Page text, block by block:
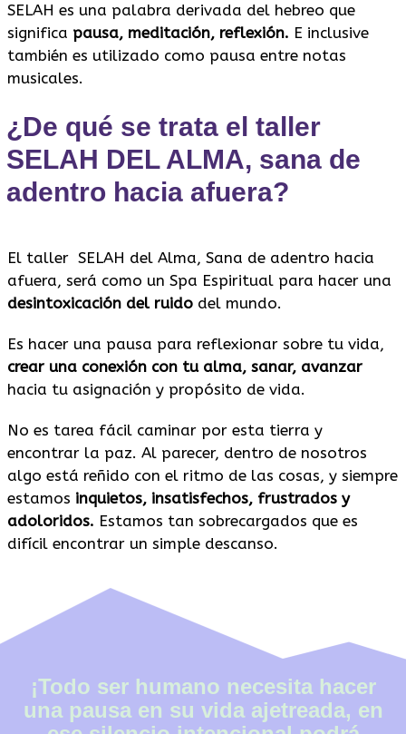
SELAH es una palabra derivada del hebreo que
significa pausa, meditación, reflexión. E inclusive
también es utilizado como pausa entre notas
musicales.
¿De qué se trata el taller
SELAH DEL ALMA, sana de
adentro hacia afuera?
El taller SELAH del Alma, Sana de adentro hacia
afuera, será como un Spa Espiritual para hacer una
desintoxicación del ruido del mundo.
Es hacer una pausa para reflexionar sobre tu vida,
crear una conexión con tu alma, sanar, avanzar
hacia tu asignación y propósito de vida.
No es tarea fácil caminar por esta tierra y
encontrar la paz. Al parecer, dentro de nosotros
algo está reñido con el ritmo de las cosas, y siempre
estamos inquietos, insatisfechos, frustrados y
adoloridos. Estamos tan sobrecargados que es
difícil encontrar un simple descanso.
¡Todo ser humano necesita hacer
una pausa en su vida ajetreada, en